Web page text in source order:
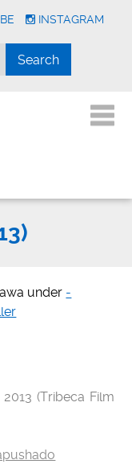
INSTAGRAM
under -
2013 (Tribeca Film